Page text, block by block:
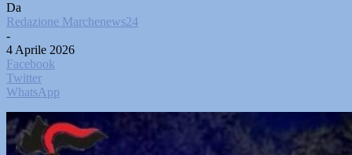
Da
Redazione Marchenews24
-
4 Aprile 2026
Facebook
Twitter
WhatsApp